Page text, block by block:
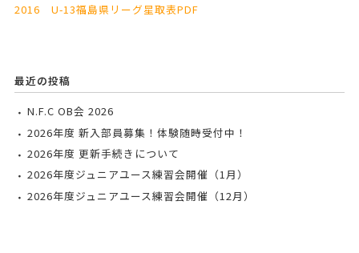
2016 U-13福島県リーグ星取表PDF
最近の投稿
N.F.C OB会 2026
2026年度 新入部員募集！体験随時受付中！
2026年度 更新手続きについて
2026年度ジュニアユース練習会開催（1月）
2026年度ジュニアユース練習会開催（12月）